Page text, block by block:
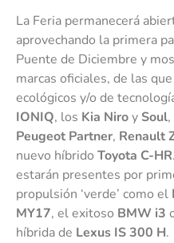
La Feria permanecerá
aprovechando la primera
Puente de Diciembre y
marcas oficiales, de las
ecológicos y/o de
IONIQ, los Kia Niroy Soul
Peugeot Partner, Renault
nuevo híbrido Toyota C-HR
estarán presentes por
propulsión ‘verde’ como el
MY17, el exitoso BMW i3
híbrida de Lexus IS 300 H.